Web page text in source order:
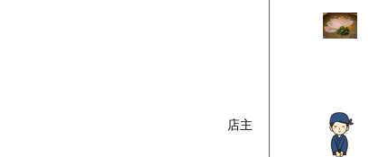
店主